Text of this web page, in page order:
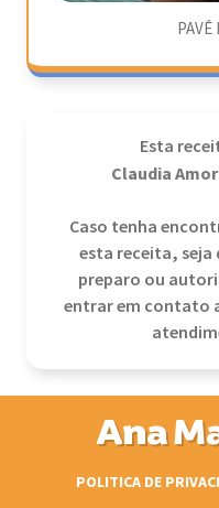
PAVÊ
Esta
Claudia
Caso tenha
esta receita, seja
preparo ou
entrar em contato
Ana
POLITICA DE